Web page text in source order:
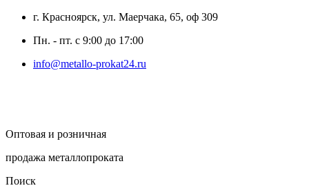
г. Красноярск, ул. Маерчака, 65, оф 309
Пн. - пт. с 9:00 до 17:00
info@metallo-prokat24.ru
Оптовая и розничная
продажа металлопроката
Поиск